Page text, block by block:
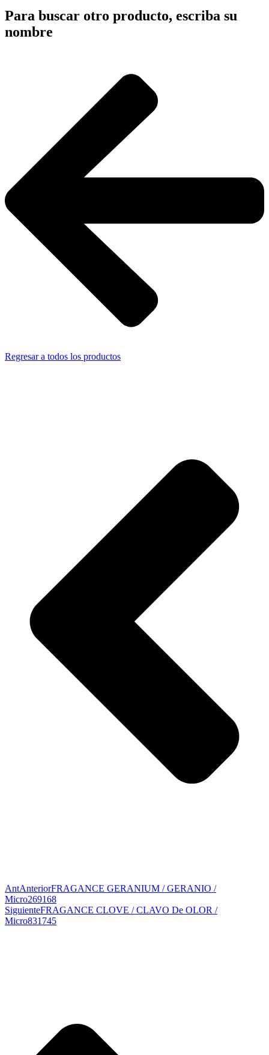
Para buscar otro producto, escriba su
nombre
Regresar a todos los productos
AntAnteriorFRAGANCE GERANIUM / GERANIO /
Micro269168
SiguienteFRAGANCE CLOVE / CLAVO De OLOR /
Micro831745